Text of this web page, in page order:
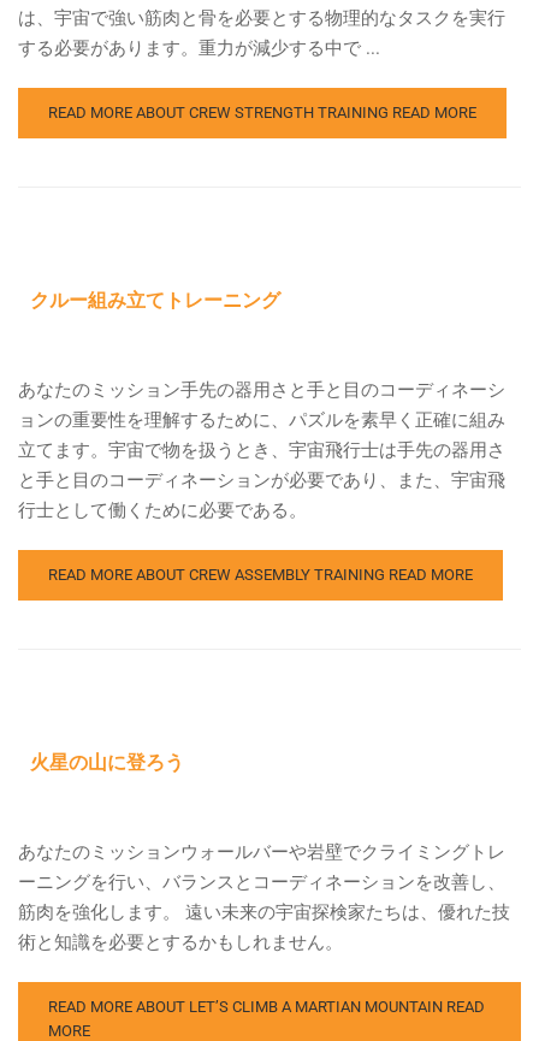
は、宇宙で強い筋肉と骨を必要とする物理的なタスクを実行
する必要があります。重力が減少する中で ...
READ MORE ABOUT CREW STRENGTH TRAINING READ MORE
クルー組み立てトレーニング
あなたのミッション手先の器用さと手と目のコーディネーシ
ョンの重要性を理解するために、パズルを素早く正確に組み
立てます。宇宙で物を扱うとき、宇宙飛行士は手先の器用さ
と手と目のコーディネーションが必要であり、また、宇宙飛
行士として働くために必要である。
READ MORE ABOUT CREW ASSEMBLY TRAINING READ MORE
火星の山に登ろう
あなたのミッションウォールバーや岩壁でクライミングトレ
ーニングを行い、バランスとコーディネーションを改善し、
筋肉を強化します。 遠い未来の宇宙探検家たちは、優れた技
術と知識を必要とするかもしれません。
READ MORE ABOUT LET’S CLIMB A MARTIAN MOUNTAIN READ
MORE